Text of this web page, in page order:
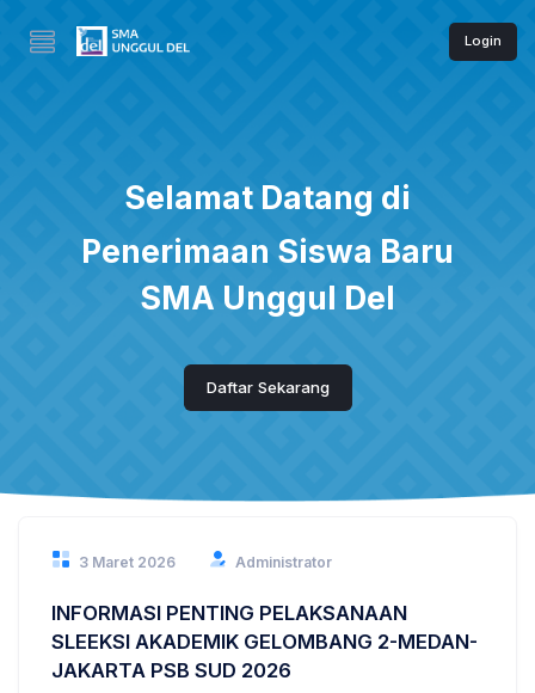
Login
Selamat Datang di
Penerimaan Siswa Baru
SMA Unggul Del
Daftar Sekarang
3 Maret 2026 Administrator
INFORMASI PENTING PELAKSANAAN
SLEEKSI AKADEMIK GELOMBANG 2-MEDAN-
JAKARTA PSB SUD 2026